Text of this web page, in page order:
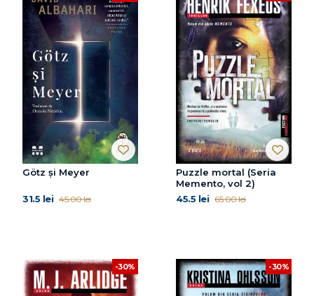
Götz și Meyer
31.5 lei 45.00 lei
Puzzle mortal (Seria
Memento, vol 2)
45.5 lei 65.00 lei
-30% -30%